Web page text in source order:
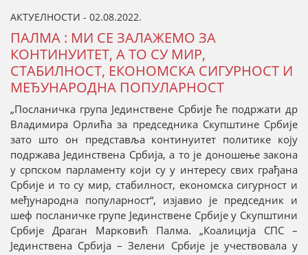
АКТУЕЛНОСТИ - 02.08.2022.
ПАЛМА : МИ СЕ ЗАЛАЖЕМО ЗА
КОНТИНУИТЕТ, А ТО СУ МИР,
СТАБИЛНОСТ, ЕКОНОМСКА СИГУРНОСТ И
МЕЂУНАРОДНА ПОПУЛАРНОСТ
„Посланичка група Јединствене Србије ће подржати др
Владимира Орлића за председника Скупштине Србије
зато што он представља континуитет политике коју
подржава Јединствена Србија, а то је доношење закона
у српском парламенту који су у интересу свих грађана
Србије и то су мир, стабилност, економска сигурност и
међународна популарност“, изјавио је председник и
шеф посланичке групе Јединствене Србије у Скупштини
Србије Драган Марковић Палма. „Коалиција СПС –
Јединствена Србија – Зелени Србије је учествовала у